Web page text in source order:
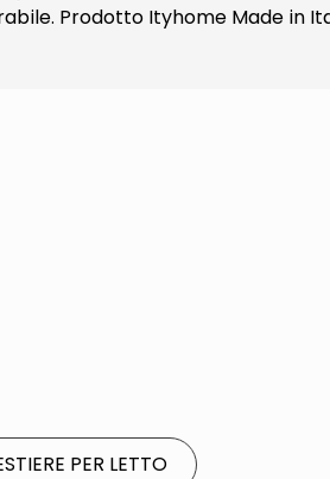
Prodotto Ityhome Made in
PER LETTO